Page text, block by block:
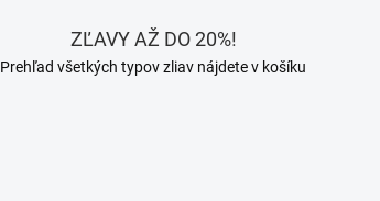
ZĽAVY AŽ DO 20%!
Prehľad všetkých typov zliav nájdete v košíku